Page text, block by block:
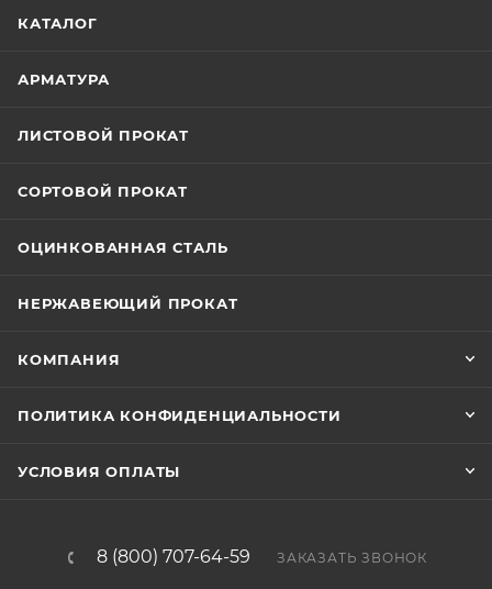
КАТАЛОГ
АРМАТУРА
ЛИСТОВОЙ ПРОКАТ
СОРТОВОЙ ПРОКАТ
ОЦИНКОВАННАЯ СТАЛЬ
НЕРЖАВЕЮЩИЙ ПРОКАТ
КОМПАНИЯ
ПОЛИТИКА КОНФИДЕНЦИАЛЬНОСТИ
УСЛОВИЯ ОПЛАТЫ
8 (800) 707-64-59 ЗАКАЗАТЬ ЗВОНОК